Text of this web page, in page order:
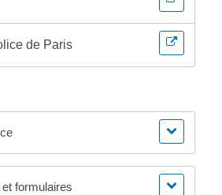
de Paris
formulaires